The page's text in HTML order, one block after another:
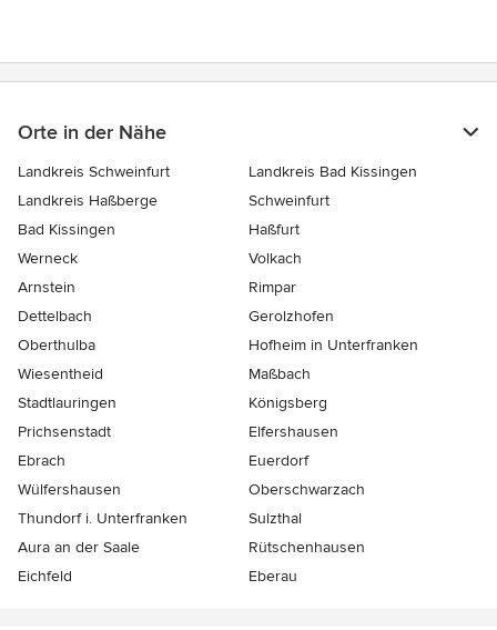
Orte in der Nähe
Landkreis Schweinfurt
Landkreis Bad Kissingen
Landkreis Haßberge
Schweinfurt
Bad Kissingen
Haßfurt
Werneck
Volkach
Arnstein
Rimpar
Dettelbach
Gerolzhofen
Oberthulba
Hofheim in Unterfranken
Wiesentheid
Maßbach
Stadtlauringen
Königsberg
Prichsenstadt
Elfershausen
Ebrach
Euerdorf
Wülfershausen
Oberschwarzach
Thundorf i. Unterfranken
Sulzthal
Aura an der Saale
Rütschenhausen
Eichfeld
Eberau